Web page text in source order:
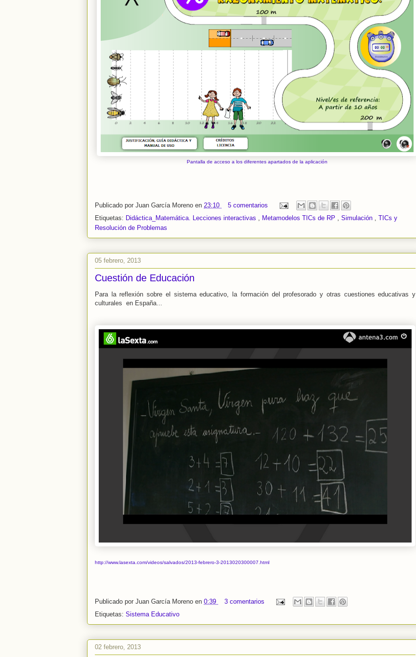
Pantalla de acceso a los diferentes apartados de la aplicación
Publicado por Juan García Moreno en 23:10
5 comentarios
Etiquetas: Didáctica_Matemática. Lecciones interactivas , Metamodelos TICs de RP , Simulación , TICs y
Resolución de Problemas
05 febrero, 2013
Cuestión de Educación
Para la reflexión sobre el sistema educativo, la formación del profesorado y otras cuestiones educativas y
culturales en España...
http://www.lasexta.com/videos/salvados/2013-febrero-3-2013020300007.html
Publicado por Juan García Moreno en 0:39
3 comentarios
Etiquetas: Sistema Educativo
02 febrero, 2013